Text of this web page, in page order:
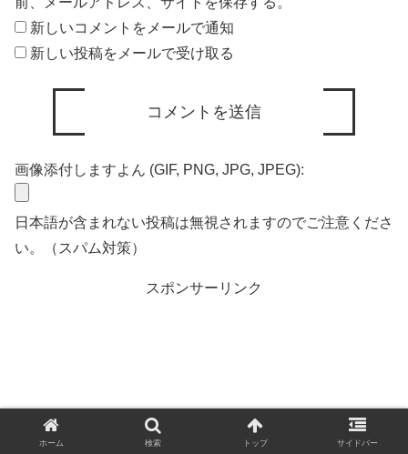
新しいコメントをメールで通知
新しい投稿をメールで受け取る
画像添付しますよん (GIF, PNG, JPG, JPEG):
日本語が含まれない投稿は無視されますのでご注意くださ
い。（スパム対策）
スポンサーリンク
ホーム 検索 トップ サイドバー